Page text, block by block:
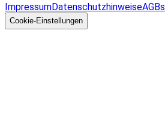
ImpressumDatenschutzhinweiseAGBs
Cookie-Einstellungen